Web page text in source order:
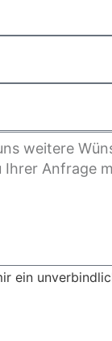
ein